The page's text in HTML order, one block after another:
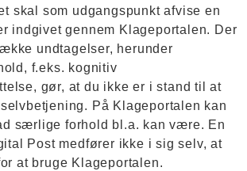
skal som udgangspunkt afvise en
indgivet gennem Klageportalen. Der
undtagelser, herunder
f.eks. kognitiv
gør, at du ikke er i stand til at
På Klageportalen kan
særlige forhold bl.a. kan være. En
Post medfører ikke i sig selv, at
at bruge Klageportalen.